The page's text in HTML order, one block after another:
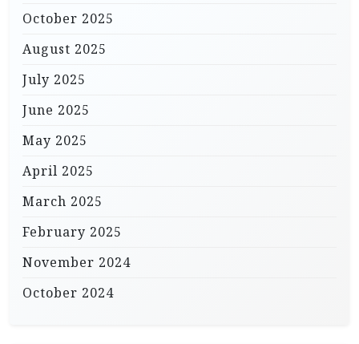
October 2025
August 2025
July 2025
June 2025
May 2025
April 2025
March 2025
February 2025
November 2024
October 2024